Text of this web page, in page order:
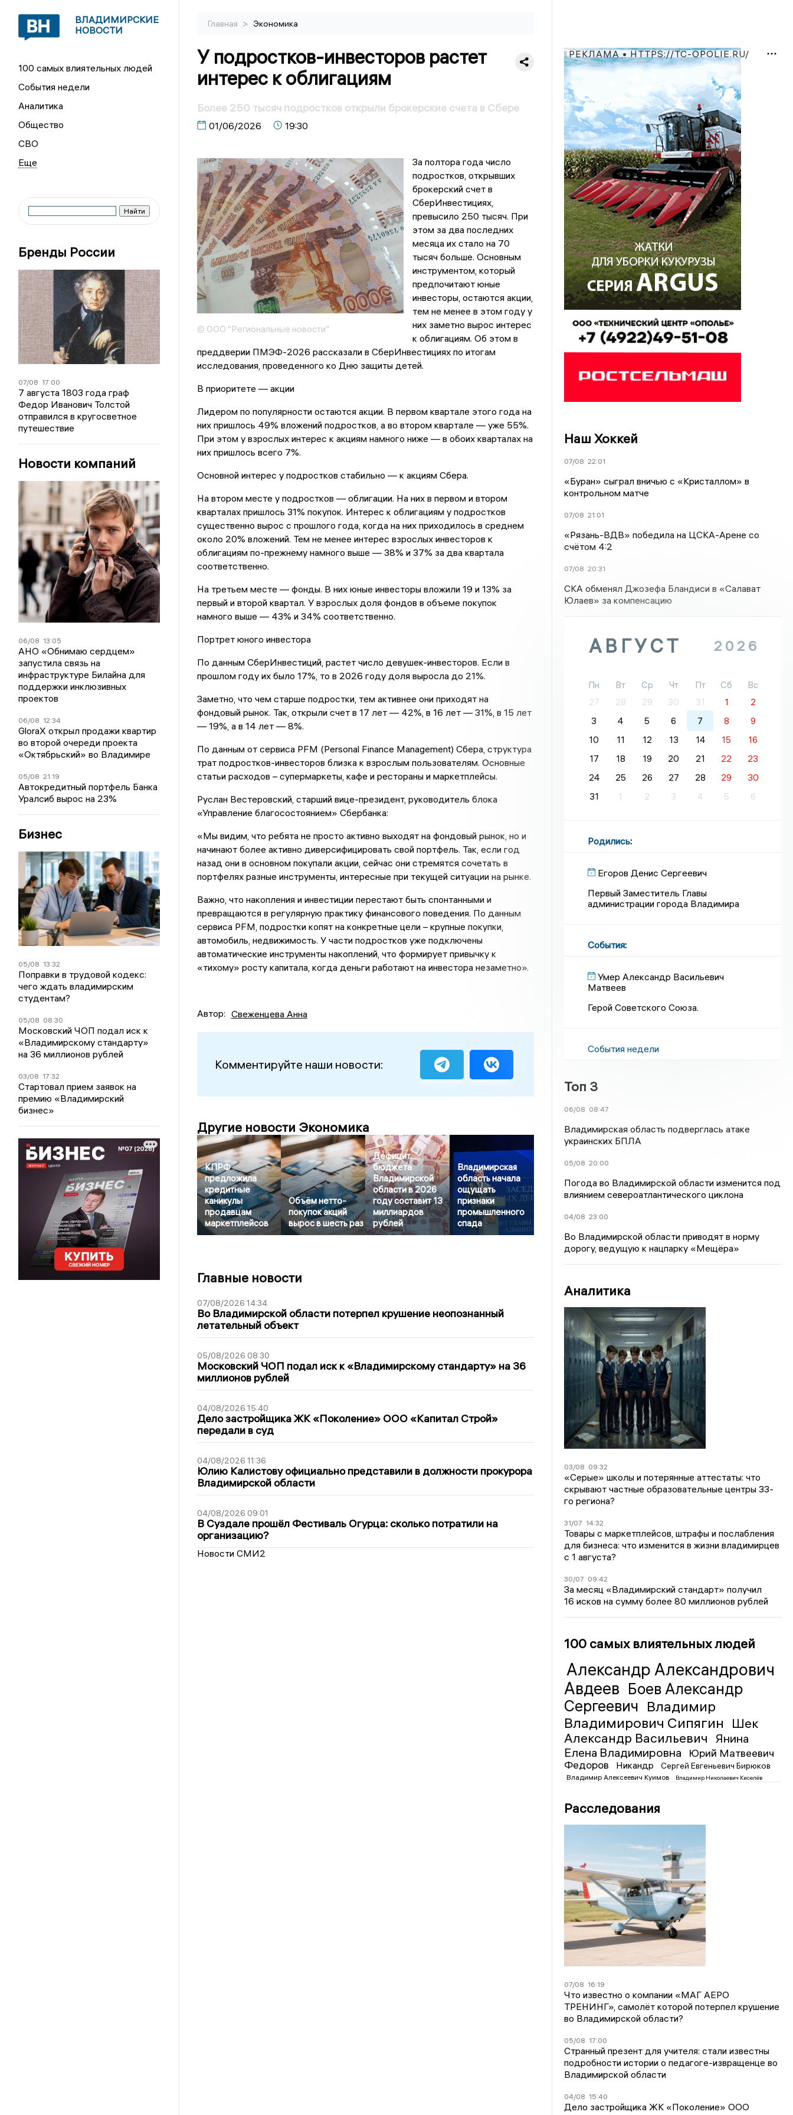
ВЛАДИМИРСКИЕ
НОВОСТИ
100 самых влиятельных людей
События недели
Аналитика
Общество
СВО
Бренды России
07/08 17:00
7 августа 1803 года граф
Федор Иванович Толстой
отправился в кругосветное
путешествие
Новости компаний
06/08 13:05
АНО «Обнимаю сердцем»
запустила связь на
инфраструктуре Билайна для
поддержки инклюзивных
проектов
06/08 12:34
GloraX открыл продажи квартир
во второй очереди проекта
«Октябрьский» во Владимире
05/08 21:19
Автокредитный портфель Банка
Уралсиб вырос на 23%
Бизнес
05/08 13:32
Поправки в трудовой кодекс:
чего ждать владимирским
студентам?
05/08 08:30
Московский ЧОП подал иск к
«Владимирскому стандарту»
на 36 миллионов рублей
03/08 17:32
Стартовал прием заявок на
премию «Владимирский
бизнес»
Главная > Экономика
У подростков-инвесторов растет
интерес к облигациям
Более 250 тысяч подростков открыли брокерские счета в Сбере
01/06/2026 19:30
© ООО "Региональные новости"
За полтора года число
подростков, открывших
брокерский счет в
СберИнвестициях,
превысило 250 тысяч. При
этом за два последних
месяца их стало на 70
тысяч больше. Основным
инструментом, который
предпочитают юные
инвесторы, остаются акции,
тем не менее в этом году у
них заметно вырос интерес
к облигациям. Об этом в
преддверии ПМЭФ-2026 рассказали в СберИнвестициях по итогам
исследования, проведенного ко Дню защиты детей.
В приоритете — акции
Лидером по популярности остаются акции. В первом квартале этого года на
них пришлось 49% вложений подростков, а во втором квартале — уже 55%.
При этом у взрослых интерес к акциям намного ниже — в обоих кварталах на
них пришлось всего 7%.
Основной интерес у подростков стабильно — к акциям Сбера.
На втором месте у подростков — облигации. На них в первом и втором
кварталах пришлось 31% покупок. Интерес к облигациям у подростков
существенно вырос с прошлого года, когда на них приходилось в среднем
около 20% вложений. Тем не менее интерес взрослых инвесторов к
облигациям по-прежнему намного выше — 38% и 37% за два квартала
соответственно.
На третьем месте — фонды. В них юные инвесторы вложили 19 и 13% за
первый и второй квартал. У взрослых доля фондов в объеме покупок
намного выше — 43% и 34% соответственно.
Портрет юного инвестора
По данным СберИнвестиций, растет число девушек-инвесторов. Если в
прошлом году их было 17%, то в 2026 году доля выросла до 21%.
Заметно, что чем старше подростки, тем активнее они приходят на
фондовый рынок. Так, открыли счет в 17 лет — 42%, в 16 лет — 31%, в 15 лет
— 19%, а в 14 лет — 8%.
По данным от сервиса PFM (Personal Finance Management) Сбера, структура
трат подростков-инвесторов близка к взрослым пользователям. Основные
статьи расходов – супермаркеты, кафе и рестораны и маркетплейсы.
Руслан Вестеровский, старший вице-президент, руководитель блока
«Управление благосостоянием» Сбербанка:
«Мы видим, что ребята не просто активно выходят на фондовый рынок, но и
начинают более активно диверсифицировать свой портфель. Так, если год
назад они в основном покупали акции, сейчас они стремятся сочетать в
портфелях разные инструменты, интересные при текущей ситуации на рынке.
Важно, что накопления и инвестиции перестают быть спонтанными и
превращаются в регулярную практику финансового поведения. По данным
сервиса PFM, подростки копят на конкретные цели – крупные покупки,
автомобиль, недвижимость. У части подростков уже подключены
автоматические инструменты накоплений, что формирует привычку к
«тихому» росту капитала, когда деньги работают на инвестора незаметно».
Автор: Свеженцева Анна
Комментируйте наши новости:
Другие новости Экономика
КПРФ
предложила
кредитные
каникулы
продавцам
маркетплейсов
Объём нетто-
покупок акций
вырос в шесть раз
Дефицит
бюджета
Владимирской
области в 2026
году составит 13
миллиардов
рублей
Владимирская
область начала
ощущать
признаки
промышленного
спада
Главные новости
07/08/2026 14:34
Во Владимирской области потерпел крушение неопознанный
летательный объект
05/08/2026 08:30
Московский ЧОП подал иск к «Владимирскому стандарту» на 36
миллионов рублей
04/08/2026 15:40
Дело застройщика ЖК «Поколение» ООО «Капитал Строй»
передали в суд
04/08/2026 11:36
Юлию Калистову официально представили в должности прокурора
Владимирской области
04/08/2026 09:01
В Суздале прошёл Фестиваль Огурца: сколько потратили на
организацию?
Новости СМИ2
РЕКЛАМА • HTTPS://TC-OPOLIE.RU/
Наш Хоккей
07/08 22:01
«Буран» сыграл вничью с «Кристаллом» в
контрольном матче
07/08 21:01
«Рязань-ВДВ» победила на ЦСКА-Арене со
счётом 4:2
07/08 20:31
СКА обменял Джозефа Бландиси в «Салават
Юлаев» за компенсацию
АВГУСТ 2026
Пн Вт Ср Чт Пт Сб
Вс
27
28 29 30 31 1
2
3
4 5 6 7 8
9
10
11 12 13 14 15
16
17
18 19 20 21 22
23
24
25 26 27 28 29
30
31
1 2 3 4 5 6
Родились:
Егоров Денис Сергеевич
Первый Заместитель Главы
администрации города Владимира
События:
Умер Александр Васильевич
Матвеев
Герой Советского Союза.
События недели
Топ 3
06/08 08:47
Владимирская область подверглась атаке
украинских БПЛА
05/08 20:00
Погода во Владимирской области изменится под
влиянием североатлантического циклона
04/08 23:00
Во Владимирской области приводят в норму
дорогу, ведущую к нацпарку «Мещёра»
Аналитика
03/08 09:32
«Серые» школы и потерянные аттестаты: что
скрывают частные образовательные центры 33-
го региона?
31/07 14:32
Товары с маркетплейсов, штрафы и послабления
для бизнеса: что изменится в жизни владимирцев
с 1 августа?
30/07 09:42
За месяц «Владимирский стандарт» получил
16 исков на сумму более 80 миллионов рублей
100 самых влиятельных людей
Александр Александрович
Авдеев Боев Александр
Сергеевич Владимир
Владимирович Сипягин Шек
Александр Васильевич
Янина
Елена Владимировна
Юрий Матвеевич
Федоров
Никандр Сергей Евгеньевич Бирюков
Владимир Алексеевич Куимов Владимир Николаевич Киселёв
Расследования
07/08 16:19
Что известно о компании «МАГ АЕРО
ТРЕНИНГ», самолёт которой потерпел крушение
во Владимирской области?
05/08 17:00
Странный презент для учителя: стали известны
подробности истории о педагоге-извращенце во
Владимирской области
04/08 15:40
Дело застройщика ЖК «Поколение» ООО